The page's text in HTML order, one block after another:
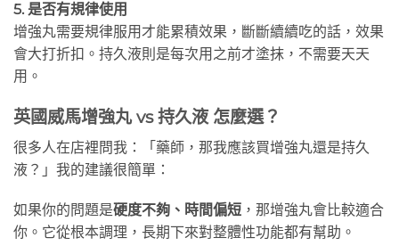
5. 是否有規律使用
增強丸需要規律服用才能累積效果，斷斷續續吃的話，效果
會大打折扣。持久液則是每次用之前才塗抹，不需要天天
用。
英國威馬增強丸 vs 持久液 怎麼選？
很多人在店裡問我：「藥師，那我應該買增強丸還是持久
液？」我的建議很簡單：
如果你的問題是硬度不夠、時間偏短 ，那增強丸會比較適合
你。它從根本調理，長期下來對整體性功能都有幫助。